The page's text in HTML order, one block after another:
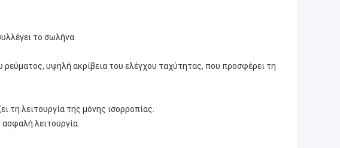
το σωλήνα.
υψηλή ακρίβεια του ελέγχου ταχύτητας, που προσφέρει τη
λειτουργία της μόνης ισορροπίας.
λειτουργία.